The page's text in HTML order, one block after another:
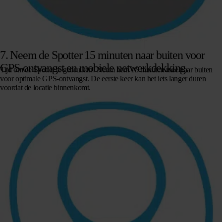
7. Neem de Spotter 15 minuten naar buiten voor
GPS-ontvangst en mobiele netwerkdekking
Tijd om de Spotter te gebruiken! Neem hem 15 minuten mee naar buiten
voor optimale GPS-ontvangst. De eerste keer kan het iets langer duren
voordat de locatie binnenkomt.